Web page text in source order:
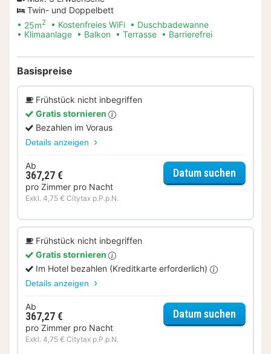
Twin- und Doppelbett
25m2 Kostenfreies WiFi
Duschbadewanne
Klimaanlage
Balkon Terrasse Barrierefrei
Basispreise
Frühstück nicht inbegriffen
Gratis stornieren
Bezahlen im Voraus
Details anzeigen
Ab
367,27 €
pro Zimmer pro Nacht
Exkl. 4,75 € Citytax p.P.p.N.
Datum suchen
Frühstück nicht inbegriffen
Gratis stornieren
Im Hotel bezahlen (Kreditkarte erforderlich)
Details anzeigen
Ab
367,27 €
pro Zimmer pro Nacht
Exkl. 4,75 € Citytax p.P.p.N.
Datum suchen